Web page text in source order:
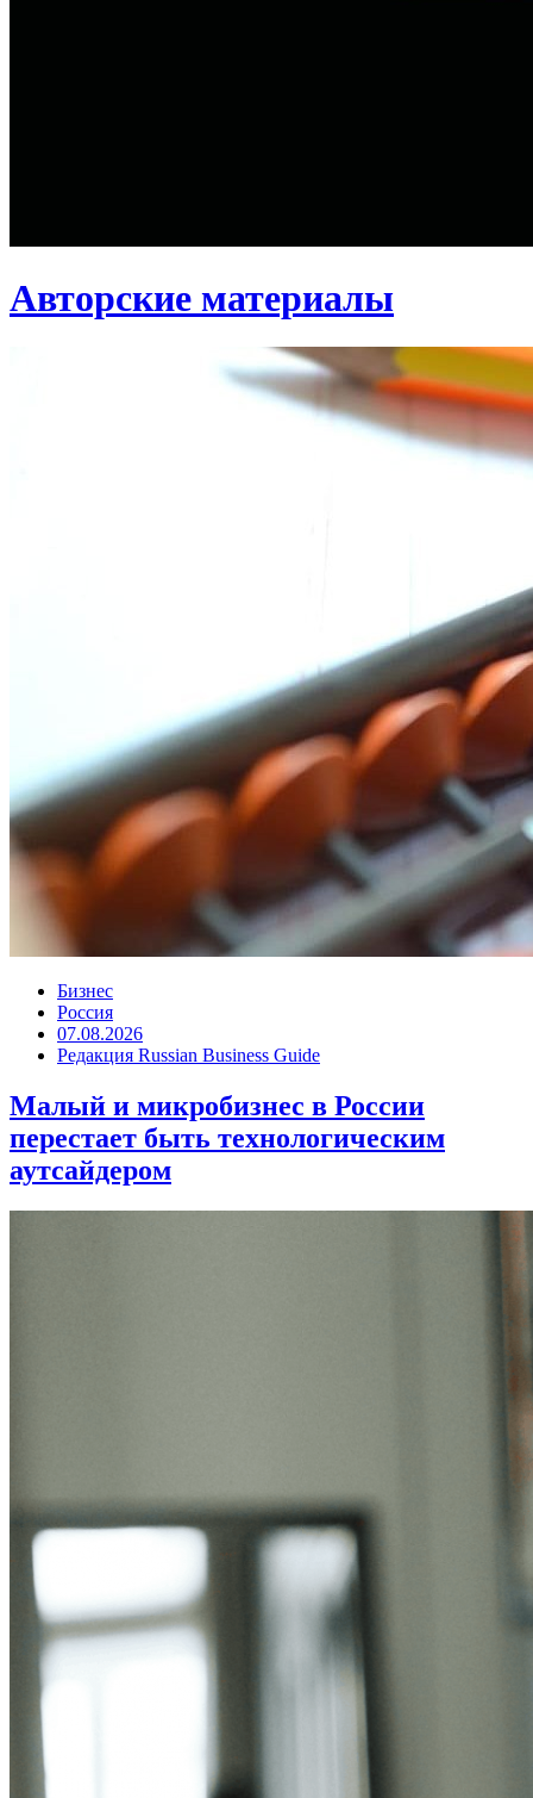
Авторские материалы
Бизнес
Россия
07.08.2026
Редакция Russian Business Guide
Малый и микробизнес в России
перестает быть технологическим
аутсайдером